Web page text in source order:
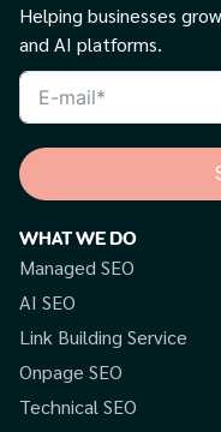
Helping businesses
and AI platforms.
WHAT WE DO
Managed SEO
AI SEO
Link Building Service
Onpage SEO
Technical SEO